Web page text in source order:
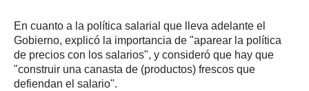
En cuanto a la política salarial que lleva adelante el
Gobierno, explicó la importancia de "aparear la política
de precios con los salarios", y consideró que hay que
"construir una canasta de (productos) frescos que
defiendan el salario".